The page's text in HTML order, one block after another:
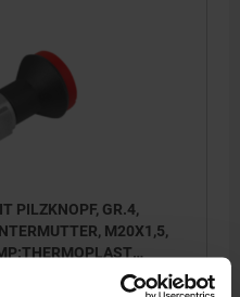
PILZKNOPF, GR.4,
M20X1,5,
RAL3020